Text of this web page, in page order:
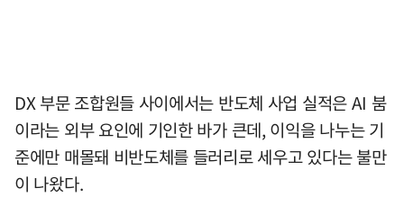
DX 부문 조합원들 사이에서는 반도체 사업 실적은 AI 붐
이라는 외부 요인에 기인한 바가 큰데, 이익을 나누는 기
준에만 매몰돼 비반도체를 들러리로 세우고 있다는 불만
이 나왔다.